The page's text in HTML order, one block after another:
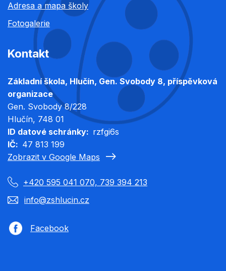
Adresa a mapa školy
Fotogalerie
Kontakt
Základní škola, Hlučín, Gen. Svobody 8, příspěvková
organizace
Gen. Svobody 8/228
Hlučín, 748 01
ID datové schránky
rzfgi6s
IČ
47 813 199
Zobrazit v Google Maps
+420 595 041 070, 739 394 213
info@zshlucin.cz
Facebook